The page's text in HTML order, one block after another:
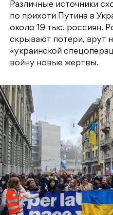
Различные источники
по прихоти Путина в
около 19 тыс. россиян.
скрывают потери, врут
«украинской
войну новые жертвы.